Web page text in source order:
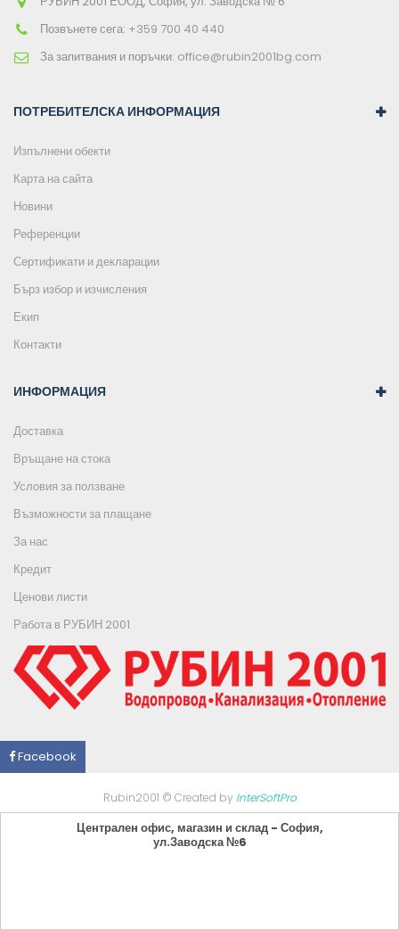
Позвънете сега: +359 700 40 440
За запитвания и поръчки: office@rubin2001bg.com
ПОТРЕБИТЕЛСКА ИНФОРМАЦИЯ
Изпълнени обекти
Карта на сайта
Новини
Референции
Сертификати и декларации
Бърз избор и изчисления
Екип
Контакти
ИНФОРМАЦИЯ
Доставка
Връщане на стока
Условия за ползване
Възможности за плащане
За нас
Кредит
Ценови листи
Работа в РУБИН 2001
Facebook
Rubin2001 © Created by InterSoftPro
Централен офис, магазин и склад - София,
ул.Заводска №6